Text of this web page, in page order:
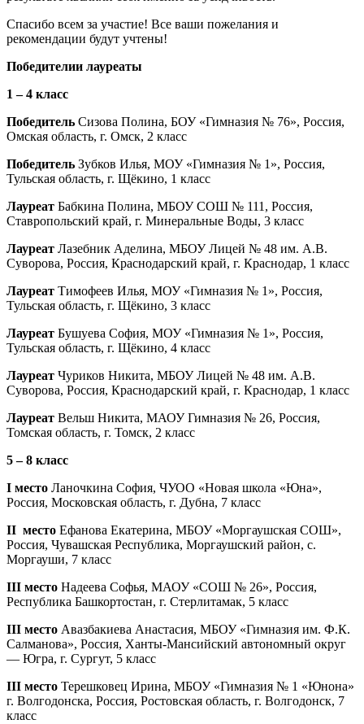
Спасибо всем за участие! Все ваши пожелания и
рекомендации будут учтены!
Победителии лауреаты
1 – 4 класс
Победитель Сизова Полина, БОУ «Гимназия № 76», Россия,
Омская область, г. Омск, 2 класс
Победитель Зубков Илья, МОУ «Гимназия № 1», Россия,
Тульская область, г. Щёкино, 1 класс
Лауреат Бабкина Полина, МБОУ СОШ № 111, Россия,
Ставропольский край, г. Минеральные Воды, 3 класс
Лауреат Лазебник Аделина, МБОУ Лицей № 48 им. А.В.
Суворова, Россия, Краснодарский край, г. Краснодар, 1 класс
Лауреат Тимофеев Илья, МОУ «Гимназия № 1», Россия,
Тульская область, г. Щёкино, 3 класс
Лауреат Бушуева София, МОУ «Гимназия № 1», Россия,
Тульская область, г. Щёкино, 4 класс
Лауреат Чуриков Никита, МБОУ Лицей № 48 им. А.В.
Суворова, Россия, Краснодарский край, г. Краснодар, 1 класс
Лауреат Вельш Никита, МАОУ Гимназия № 26, Россия,
Томская область, г. Томск, 2 класс
5 – 8 класс
I место Ланочкина София, ЧУОО «Новая школа «Юна»,
Россия, Московская область, г. Дубна, 7 класс
II место Ефанова Екатерина, МБОУ «Моргаушская СОШ»,
Россия, Чувашская Республика, Моргаушский район, с.
Моргауши, 7 класс
III место Надеева Софья, МАОУ «СОШ № 26», Россия,
Республика Башкортостан, г. Стерлитамак, 5 класс
III место Авазбакиева Анастасия, МБОУ «Гимназия им. Ф.К.
Салманова», Россия, Ханты-Мансийский автономный округ
— Югра, г. Сургут, 5 класс
III место Терешковец Ирина, МБОУ «Гимназия № 1 «Юнона»
г. Волгодонска, Россия, Ростовская область, г. Волгодонск, 7
класс